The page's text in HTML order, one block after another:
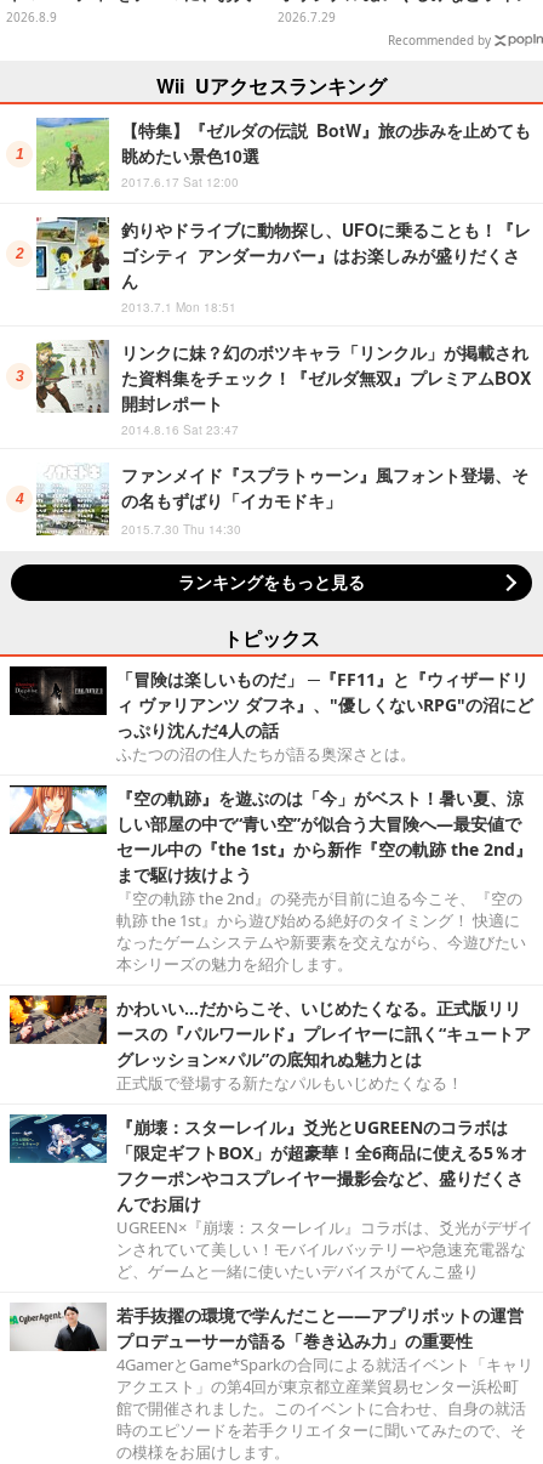
形や建物がラインナップ
2026.8.9
ナップ、各等賞にスペシャルアイ
プリカードが付属
2026.7.29
Recommended by
Wii Uアクセスランキング
【特集】『ゼルダの伝説 BotW』旅の歩みを止めても
眺めたい景色10選
2017.6.17 Sat 12:00
釣りやドライブに動物探し、UFOに乗ることも！『レ
ゴシティ アンダーカバー』はお楽しみが盛りだくさ
ん
2013.7.1 Mon 18:51
リンクに妹？幻のボツキャラ「リンクル」が掲載され
た資料集をチェック！『ゼルダ無双』プレミアムBOX
開封レポート
2014.8.16 Sat 23:47
ファンメイド『スプラトゥーン』風フォント登場、そ
の名もずばり「イカモドキ」
2015.7.30 Thu 14:30
ランキングをもっと見る
トピックス
「冒険は楽しいものだ」 ─『FF11』と『ウィザードリ
ィ ヴァリアンツ ダフネ』、"優しくないRPG"の沼にど
っぷり沈んだ4人の話
ふたつの沼の住人たちが語る奥深さとは。
『空の軌跡』を遊ぶのは「今」がベスト！暑い夏、涼
しい部屋の中で“青い空”が似合う大冒険へ―最安値で
セール中の『the 1st』から新作『空の軌跡 the 2nd』
まで駆け抜けよう
『空の軌跡 the 2nd』の発売が目前に迫る今こそ、『空の
軌跡 the 1st』から遊び始める絶好のタイミング！ 快適に
なったゲームシステムや新要素を交えながら、今遊びたい
本シリーズの魅力を紹介します。
かわいい…だからこそ、いじめたくなる。正式版リリ
ースの『パルワールド』プレイヤーに訊く“キュートア
グレッション×パル”の底知れぬ魅力とは
正式版で登場する新たなパルもいじめたくなる！
『崩壊：スターレイル』爻光とUGREENのコラボは
「限定ギフトBOX」が超豪華！全6商品に使える5％オ
フクーポンやコスプレイヤー撮影会など、盛りだくさ
んでお届け
UGREEN×『崩壊：スターレイル』コラボは、爻光がデザイ
ンされていて美しい！モバイルバッテリーや急速充電器な
ど、ゲームと一緒に使いたいデバイスがてんこ盛り
若手抜擢の環境で学んだこと――アプリボットの運営
プロデューサーが語る「巻き込み力」の重要性
4GamerとGame*Sparkの合同による就活イベント「キャリ
アクエスト」の第4回が東京都立産業貿易センター浜松町
館で開催されました。このイベントに合わせ、自身の就活
時のエピソードを若手クリエイターに聞いてみたので、そ
の模様をお届けします。